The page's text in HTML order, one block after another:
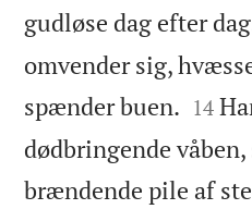
gudløse dag efter
omvender sig,
spænder buen. 

14
dødbringende våben,
brændende pile af